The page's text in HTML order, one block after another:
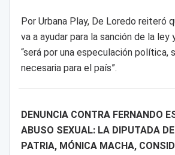
Por Urbana Play, De Loredo reiteró
va a ayudar para la sanción de la ley
“será por una especulación política,
necesaria para el país”.
DENUNCIA CONTRA FERNANDO
ABUSO SEXUAL: LA DIPUTADA
PATRIA, MÓNICA MACHA,